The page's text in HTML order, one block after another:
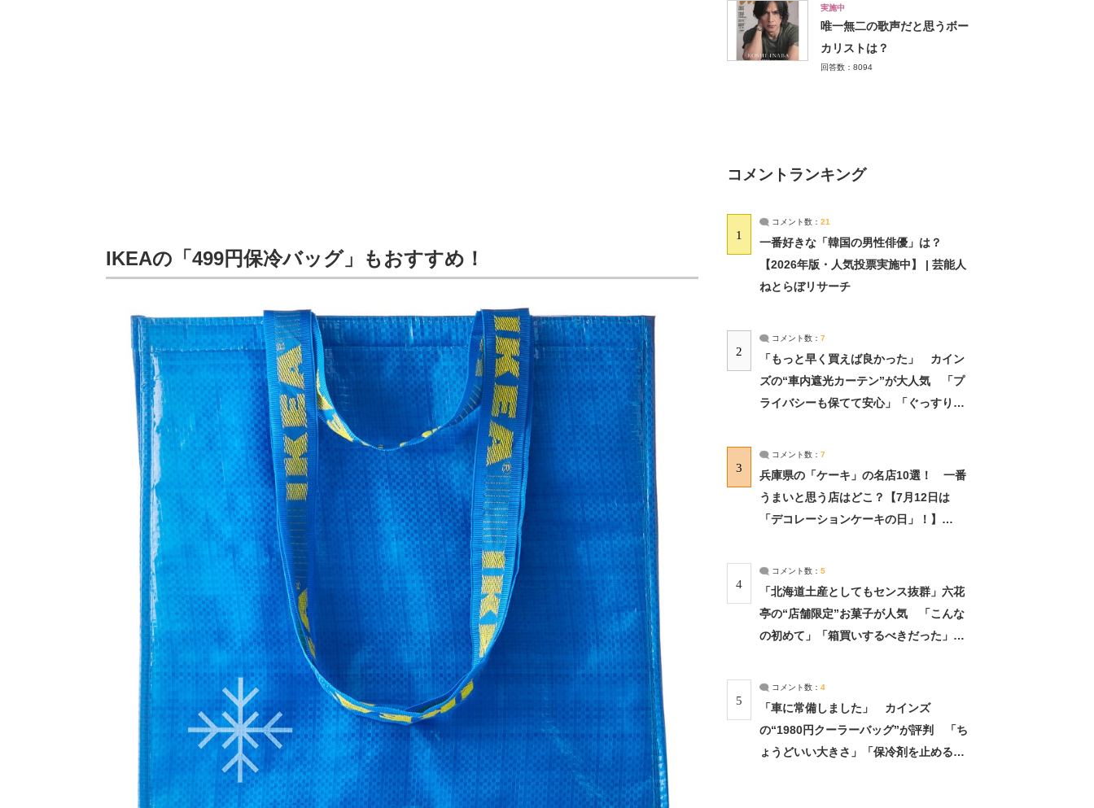
IKEAの「499円保冷バッグ」もおすすめ！
実施中
唯一無二の歌声だと思うボー
カリストは？
回答数：8094
コメントランキング
1
コメント数： 21
一番好きな「韓国の男性俳優」は？
【2026年版・人気投票実施中】 | 芸能人
ねとらぼリサーチ
2
コメント数： 7
「もっと早く買えば良かった」 カイン
ズの“車内遮光カーテン”が大人気 「プ
ライバシーも保てて安心」「ぐっすり眠
3
コメント数： 7
兵庫県の「ケーキ」の名店10選！ 一番
うまいと思う店はどこ？【7月12日は
「デコレーションケーキの日」！】
4
コメント数： 5
「北海道土産としてもセンス抜群」六花
亭の“店舗限定”お菓子が人気 「こんな
の初めて」「箱買いするべきだった」
5
コメント数： 4
「車に常備しました」 カインズ
の“1980円クーラーバッグ”が評判 「ち
ょうどいい大きさ」「保冷剤を止めるベ